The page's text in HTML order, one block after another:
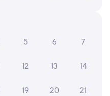
5 6 7
12 13 14
19 20 21